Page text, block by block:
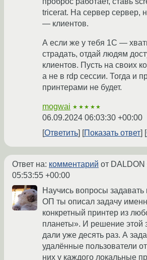
tricerat. На сервер сервер,
— клиентов.
А если же у тебя 1С —
страдать, отдай людям
клиентов. Пусть на своих
а не в rdp сессии. Тогда и
принтерами не будет.
mogwai ★★★★★
06.09.2024 06:03:30 +00:00
Ответить
Показать ответ
Ответ на: комментарий от DALDON
05:53:55 +00:00
Научись вопросы
ОП ты описал задачу
конкретный принтер из
планеты». И решение этой
дали уже десять раз. А
удалённые пользователи
них у каждого локальные